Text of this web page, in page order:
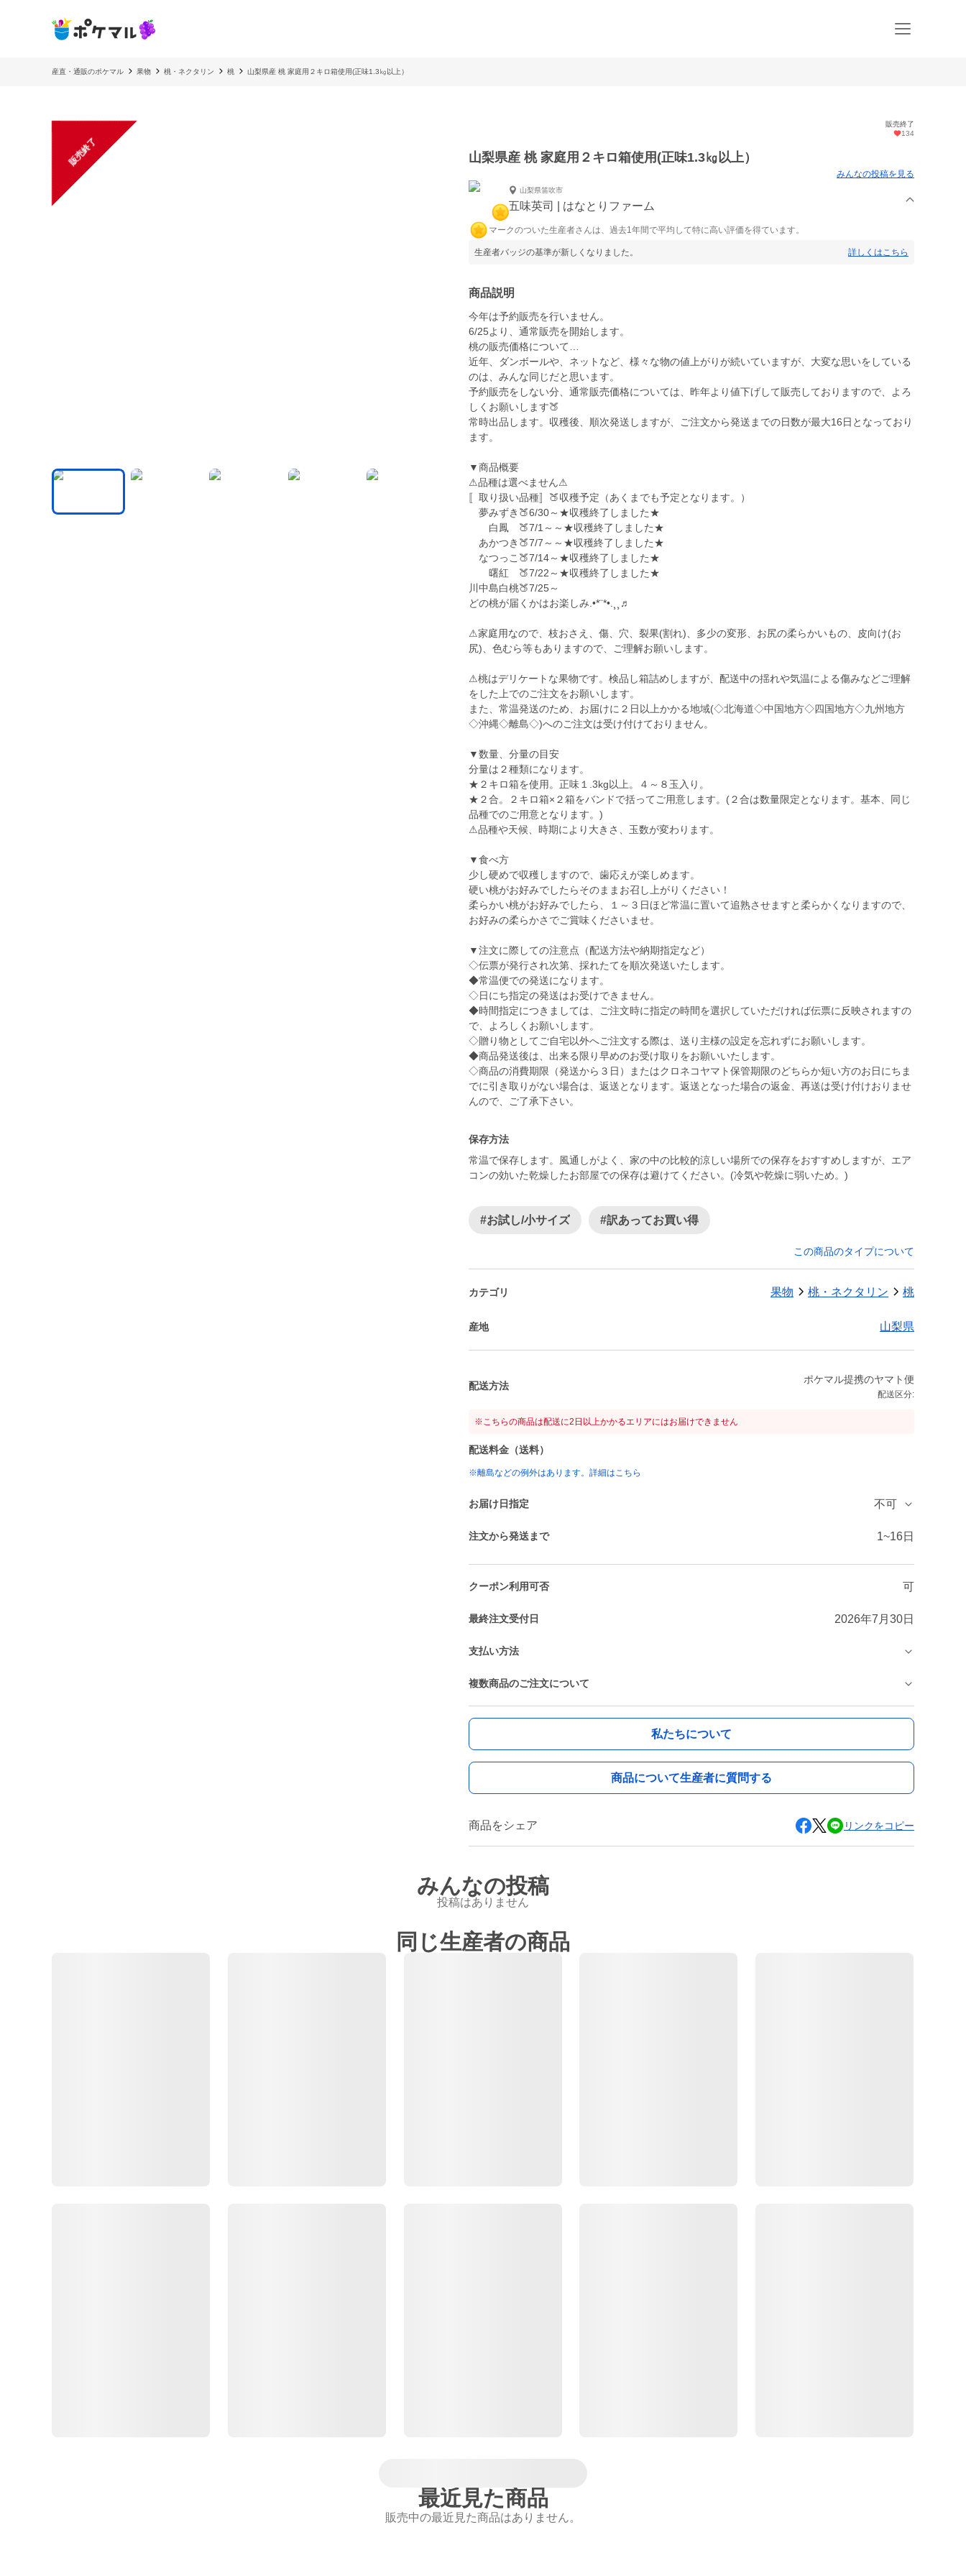
産直・通販のポケマル 果物 桃・ネクタリン 桃 山梨県産 桃 家庭用２キロ箱使用(正味1.3㎏以上）
販売終了
販売終了
134
山梨県産 桃 家庭用２キロ箱使用(正味1.3㎏以上）
みんなの投稿を見る
山梨県笛吹市
五味英司 | はなとりファーム
マークのついた生産者さんは、過去1年間で平均して特に高い評価を得ています。
生産者バッジの基準が新しくなりました。 詳しくはこちら
商品説明
今年は予約販売を行いません。
6/25より、通常販売を開始します。
桃の販売価格について…
近年、ダンボールや、ネットなど、様々な物の値上がりが続いていますが、大変な思いをしている
のは、みんな同じだと思います。
予約販売をしない分、通常販売価格については、昨年より値下げして販売しておりますので、よろ
しくお願いします🍑
常時出品します。収穫後、順次発送しますが、ご注文から発送までの日数が最大16日となっており
ます。
▼商品概要
⚠品種は選べません⚠
〚取り扱い品種〛🍑収穫予定（あくまでも予定となります。）
夢みずき🍑6/30～★収穫終了しました★
白鳳 🍑7/1～～★収穫終了しました★
あかつき🍑7/7～～★収穫終了しました★
なつっこ🍑7/14～★収穫終了しました★
曙紅 🍑7/22～★収穫終了しました★
川中島白桃🍑7/25～
どの桃が届くかはお楽しみ.•*¨*•.¸¸♬
⚠家庭用なので、枝おさえ、傷、穴、裂果(割れ)、多少の変形、お尻の柔らかいもの、皮向け(お
尻)、色むら等もありますので、ご理解お願いします。
⚠桃はデリケートな果物です。検品し箱詰めしますが、配送中の揺れや気温による傷みなどご理解
をした上でのご注文をお願いします。
また、常温発送のため、お届けに２日以上かかる地域(◇北海道◇中国地方◇四国地方◇九州地方
◇沖縄◇離島◇)へのご注文は受け付けておりません。
▼数量、分量の目安
分量は２種類になります。
★２キロ箱を使用。正味１.3kg以上。４～８玉入り。
★２合。２キロ箱×２箱をバンドで括ってご用意します。(２合は数量限定となります。基本、同じ
品種でのご用意となります。)
⚠品種や天候、時期により大きさ、玉数が変わります。
▼食べ方
少し硬めで収穫しますので、歯応えが楽しめます。
硬い桃がお好みでしたらそのままお召し上がりください！
柔らかい桃がお好みでしたら、１～３日ほど常温に置いて追熟させますと柔らかくなりますので、
お好みの柔らかさでご賞味くださいませ。
▼注文に際しての注意点（配送方法や納期指定など）
◇伝票が発行され次第、採れたてを順次発送いたします。
◆常温便での発送になります。
◇日にち指定の発送はお受けできません。
◆時間指定につきましては、ご注文時に指定の時間を選択していただければ伝票に反映されますの
で、よろしくお願いします。
◇贈り物としてご自宅以外へご注文する際は、送り主様の設定を忘れずにお願いします。
◆商品発送後は、出来る限り早めのお受け取りをお願いいたします。
◇商品の消費期限（発送から３日）またはクロネコヤマト保管期限のどちらか短い方のお日にちま
でに引き取りがない場合は、返送となります。返送となった場合の返金、再送は受け付けおりませ
んので、ご了承下さい。
保存方法
常温で保存します。風通しがよく、家の中の比較的涼しい場所での保存をおすすめしますが、エア
コンの効いた乾燥したお部屋での保存は避けてください。(冷気や乾燥に弱いため。)
#お試し/小サイズ #訳あってお買い得
この商品のタイプについて
カテゴリ 果物 桃・ネクタリン 桃
産地 山梨県
配送方法
ポケマル提携のヤマト便
配送区分:
※こちらの商品は配送に2日以上かかるエリアにはお届けできません
配送料金（送料）
※離島などの例外はあります。詳細はこちら
お届け日指定 不可
注文から発送まで 1~16日
クーポン利用可否 可
最終注文受付日 2026年7月30日
支払い方法
複数商品のご注文について
私たちについて
商品について生産者に質問する
商品をシェア リンクをコピー
みんなの投稿
投稿はありません
同じ生産者の商品
最近見た商品
販売中の最近見た商品はありません。